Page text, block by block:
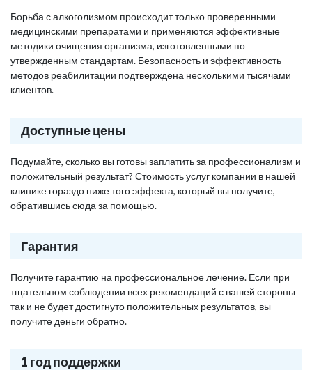
Борьба с алкоголизмом происходит только проверенными
медицинскими препаратами и применяются эффективные
методики очищения организма, изготовленными по
утвержденным стандартам. Безопасность и эффективность
методов реабилитации подтверждена несколькими тысячами
клиентов.
Доступные цены
Подумайте, сколько вы готовы заплатить за профессионализм и
положительный результат? Стоимость услуг компании в нашей
клинике гораздо ниже того эффекта, который вы получите,
обратившись сюда за помощью.
Гарантия
Получите гарантию на профессиональное лечение. Если при
тщательном соблюдении всех рекомендаций с вашей стороны
так и не будет достигнуто положительных результатов, вы
получите деньги обратно.
1 год поддержки